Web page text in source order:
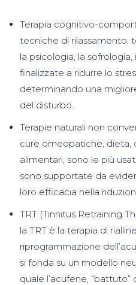
Terapia cognitivo-
tecniche di rilassamento,
la psicologia, la sofrologia,
finalizzate a ridurre lo
determinando una
del disturbo.
Terapie naturali non
cure omeopatiche, dieta,
alimentari, sono le più
sono supportate da
loro efficacia nella
TRT (Tinnitus Retraining
la TRT è la terapia di
riprogrammazione
si fonda su un modello
quale l’acufene,